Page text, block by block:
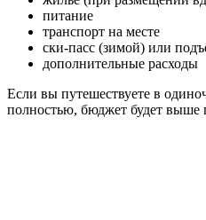
питание
транспорт на месте
ски-пасс (зимой) или
дополнительные расходы
Если вы путешествуете в
полностью, бюджет будет выше